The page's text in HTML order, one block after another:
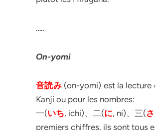
…..
On-yomi
音読み (on-yomi) est la lecture
Kanji ou pour les nombres:
一(いち, ichi)、二(に, ni)、三(
premiers chiffres, ils sont tous